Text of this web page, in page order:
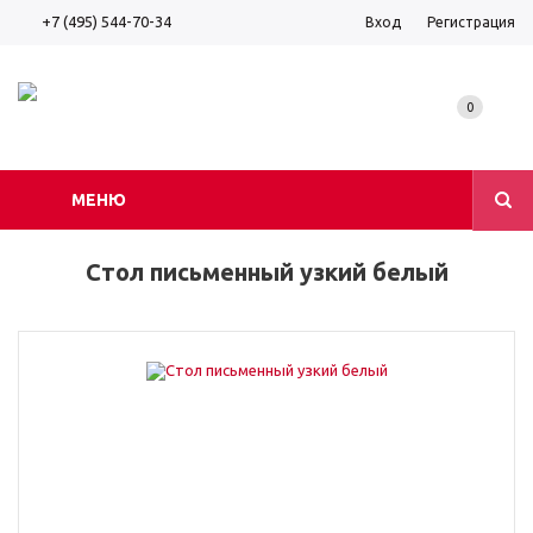
+7 (495) 544-70-34 Вход Регистрация
МЕНЮ
0
Стол письменный узкий белый